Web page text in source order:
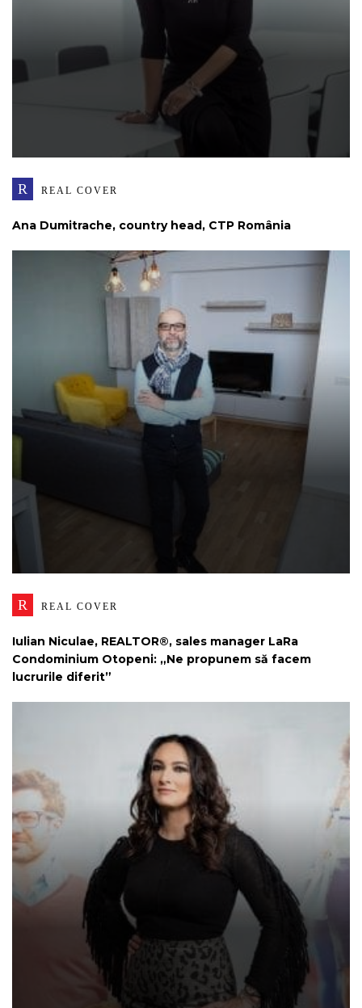
R REAL COVER
Ana Dumitrache, country head, CTP România
R REAL COVER
Iulian Niculae, REALTOR®, sales manager LaRa
Condominium Otopeni: „Ne propunem să facem
lucrurile diferit”